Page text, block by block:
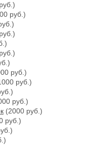
руб.)
руб.)
руб.)
руб.)
(2000 руб.)
руб.)